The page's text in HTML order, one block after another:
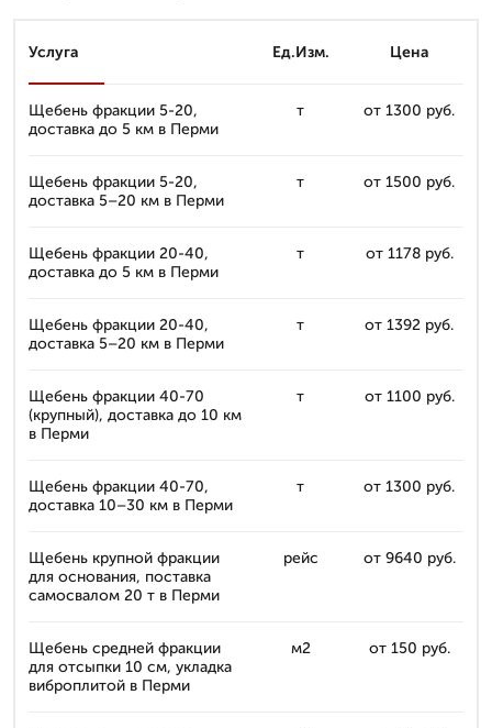
Услуга Ед.Изм. Цена
Щебень фракции 5-20,
доставка до 5 км в Перми
т от 1300 руб.
Щебень фракции 5-20,
доставка 5–20 км в Перми
т от 1500 руб.
Щебень фракции 20-40,
доставка до 5 км в Перми
т от 1178 руб.
Щебень фракции 20-40,
доставка 5–20 км в Перми
т от 1392 руб.
Щебень фракции 40-70
(крупный), доставка до 10 км
в Перми
т от 1100 руб.
Щебень фракции 40-70,
доставка 10–30 км в Перми
т от 1300 руб.
Щебень крупной фракции
для основания, поставка
самосвалом 20 т в Перми
рейс от 9640 руб.
Щебень средней фракции
для отсыпки 10 см, укладка
виброплитой в Перми
м2 от 150 руб.